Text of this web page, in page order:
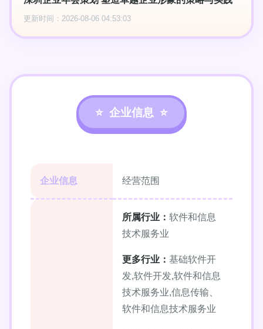
更新时间：2026-08-06 04:53:03
企业信息
企业信息 经营范围
所属行业： 软件和信息
技术服务业
更多行业： 基础软件开
发,软件开发,软件和信息
技术服务业,信息传输、
软件和信息技术服务业